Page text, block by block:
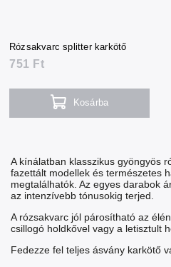
Rózsakvarc splitter karkötő
751 Ft
Kosárba
A kínálatban klasszikus gyöngyös
fazettált modellek és természetes
megtalálhatók. Az egyes darabok
az intenzívebb tónusokig terjed.
A rózsakvarc jól párosítható az
csillogó holdkővel vagy a letisztult
Fedezze fel teljes ásvány karkötő